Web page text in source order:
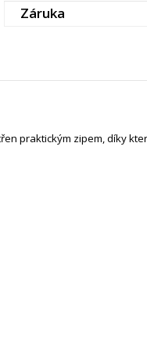
Záruka
praktickým zipem, díky